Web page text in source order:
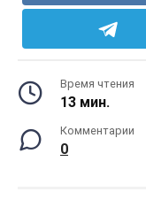
Время чтения
13 мин.
Комментарии
0